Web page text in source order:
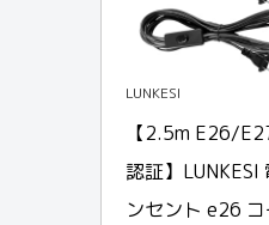
LUNKESI
【2.5m E26/
認証】LUNKESI
ンセント e26